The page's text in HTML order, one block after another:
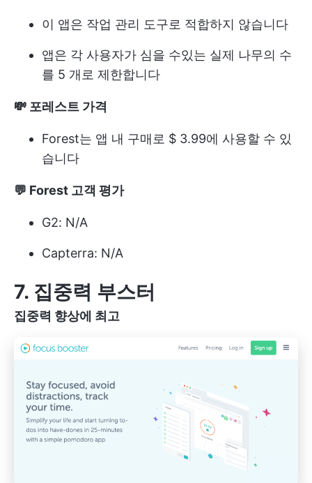
이 앱은 작업 관리 도구로 적합하지 않습니다
앱은 각 사용자가 심을 수있는 실제 나무의 수
를 5 개로 제한합니다
💸 포레스트 가격
Forest는 앱 내 구매로 $ 3.99에 사용할 수 있
습니다
💬 Forest 고객 평가
G2: N/A
Capterra: N/A
7. 집중력 부스터
집중력 향상에 최고